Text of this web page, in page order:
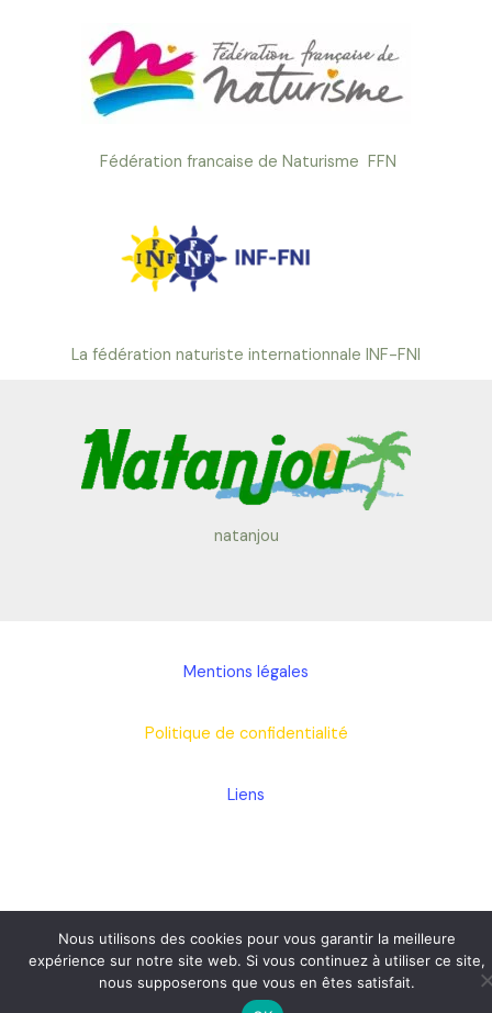
Fédération francaise de Naturisme FFN
La fédération naturiste internationnale INF-FNI
natanjou
Mentions légales
Politique de confidentialité
Liens
Nous utilisons des cookies pour vous garantir la meilleure
expérience sur notre site web. Si vous continuez à utiliser ce site,
nous supposerons que vous en êtes satisfait.